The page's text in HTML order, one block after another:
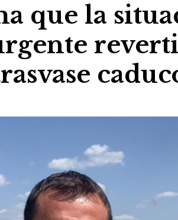
que la